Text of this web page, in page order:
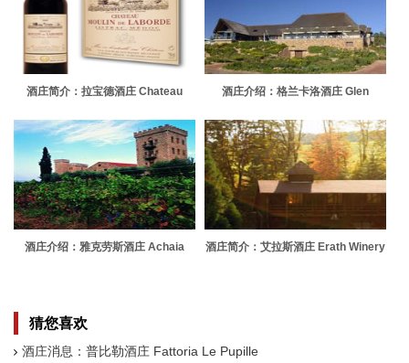
酒庄简介：拉宝德酒庄 Chateau
酒庄介绍：格兰卡洛酒庄 Glen
酒庄介绍：雅克劳斯酒庄 Achaia
酒庄简介：艾拉斯酒庄 Erath Winery
猜您喜欢
酒庄消息：普比勒酒庄 Fattoria Le Pupille